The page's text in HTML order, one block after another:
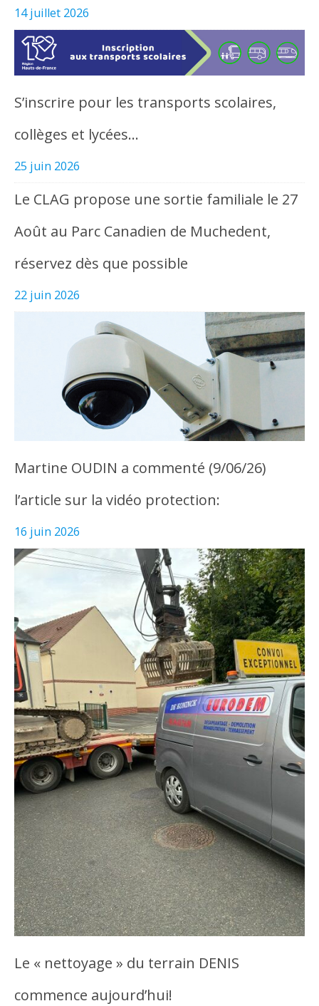
14 juillet 2026
S’inscrire pour les transports scolaires,
collèges et lycées…
25 juin 2026
Le CLAG propose une sortie familiale le 27
Août au Parc Canadien de Muchedent,
réservez dès que possible
22 juin 2026
Martine OUDIN a commenté (9/06/26)
l’article sur la vidéo protection:
16 juin 2026
Le « nettoyage » du terrain DENIS
commence aujourd’hui!